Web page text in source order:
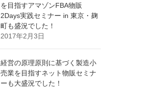
を目指すアマゾンFBA物販
2Days実践セミナー in 東京・麹
町も盛況でした！
2017年2月3日
経営の原理原則に基づく製造小
売業を目指すネット物販セミナ
ーも大盛況でした！